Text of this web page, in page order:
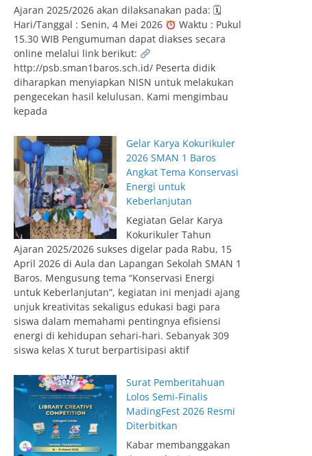
Ajaran 2025/2026 akan dilaksanakan pada: 🗓
Hari/Tanggal : Senin, 4 Mei 2026
Waktu : Pukul
15.30 WIB Pengumuman dapat diakses secara
online melalui link berikut:
http://psb.sman1baros.sch.id/ Peserta didik
diharapkan menyiapkan NISN untuk melakukan
pengecekan hasil kelulusan. Kami mengimbau
kepada
Gelar Karya Kokurikuler
2026 SMAN 1 Baros
Angkat Tema Konservasi
Energi untuk
Keberlanjutan
Kegiatan Gelar Karya
Kokurikuler Tahun
Ajaran 2025/2026 sukses digelar pada Rabu, 15
April 2026 di Aula dan Lapangan Sekolah SMAN 1
Baros. Mengusung tema “Konservasi Energi
untuk Keberlanjutan”, kegiatan ini menjadi ajang
unjuk kreativitas sekaligus edukasi bagi para
siswa dalam memahami pentingnya efisiensi
energi di kehidupan sehari-hari. Sebanyak 309
siswa kelas X turut berpartisipasi aktif
Surat Pemberitahuan
Lolos Semi-Finalis
MadingFest 2026 Resmi
Diterbitkan
Kabar membanggakan